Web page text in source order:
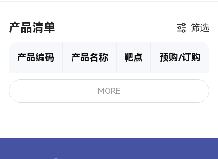
产品清单 筛选
产品编码 产品名称 靶点 预购/订购
MORE